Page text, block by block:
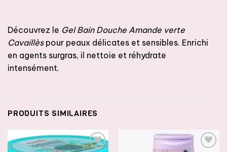
Découvrez le Gel Bain Douche Amande verte
Cavaillèspour peaux délicates et sensibles. Enrichi
en agents surgras, il nettoie et réhydrate
intensément.
PRODUITS SIMILAIRES